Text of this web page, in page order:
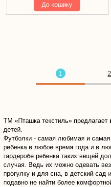
грн
До кошику
1 2
ТМ «Пташка текстиль» предлагает
детей.
Футболки - самая любимая и
ребенка в любое время года и в
гардеробе ребенка таких вещей
случая. Ведь их можно одевать
прогулку и для сна, в детский сад
подавно не найти более